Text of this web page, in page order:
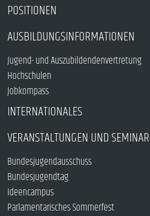
POSITIONEN
AUSBILDUNGSINFORMATIONEN
Jugend- und Auszubildendenvertretung
Hochschulen
Jobkompass
INTERNATIONALES
VERANSTALTUNGEN UND
Bundesjugendausschuss
Bundesjugendtag
Ideencampus
Parlamentarisches Sommerfest